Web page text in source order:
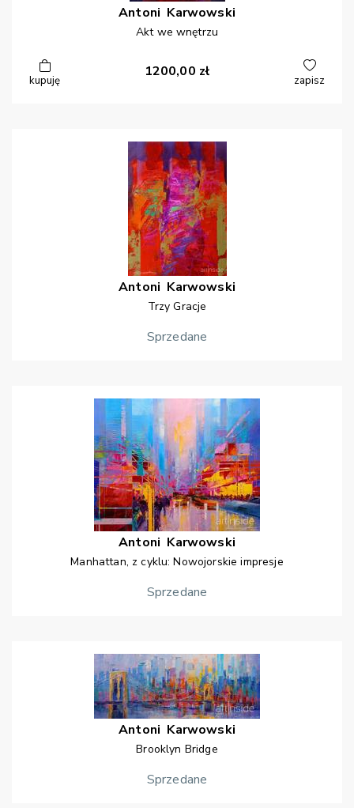
Antoni Karwowski
Akt we wnętrzu
kupuję
1200,00 zł
zapisz
Antoni Karwowski
Trzy Gracje
Sprzedane
Antoni Karwowski
Manhattan, z cyklu: Nowojorskie impresje
Sprzedane
Antoni Karwowski
Brooklyn Bridge
Sprzedane